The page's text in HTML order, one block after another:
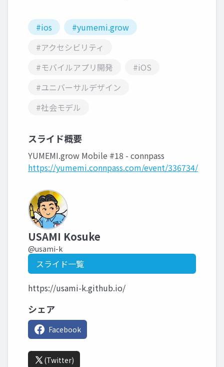
#ios
#yumemi.grow
#アクセシビリティ
#モバイルアプリ開発
#iOS
#ユニバーサルデザイン
#社会モデル
スライド概要
YUMEMI.grow Mobile #18 - connpass
https://yumemi.connpass.com/event/336734/
USAMI Kosuke
@usami-k
スライド一覧
https://usami-k.github.io/
シェア
Facebook
(Twitter)